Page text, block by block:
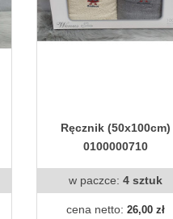
Ręcznik (50x100cm)
0100000710
w paczce: 4 sztuk
cena netto: 26,00 zł